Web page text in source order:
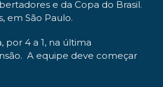
e da Copa do Brasil.
em São Paulo.
4 a 1, na última
A equipe deve começar